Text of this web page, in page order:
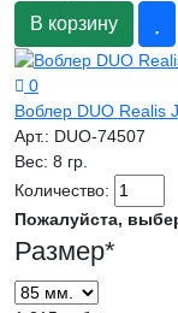
В корзину
0
Воблер DUO Realis
Арт.: DUO-74507
Вес: 8 гр.
Количество:
Пожалуйста,
Размер*